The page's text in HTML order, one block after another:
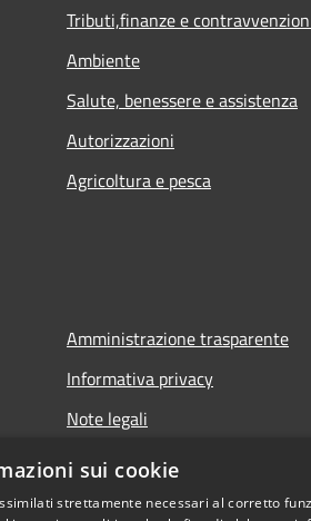
Tributi,finanze e
Ambiente
Salute, benessere e assistenza
Autorizzazioni
Agricoltura e pesca
Amministrazione trasparente
Informativa privacy
Note legali
Dichiarazione di accessibilità
Sito web precedente
sui cookie
strettamente necessari al corretto